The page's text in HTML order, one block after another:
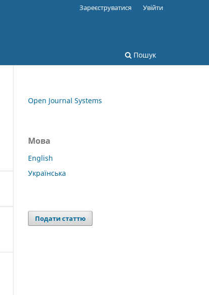
Пошук
Зареєструватися Увійти
Open Journal Systems
Мова
English
Українська
Подати статтю